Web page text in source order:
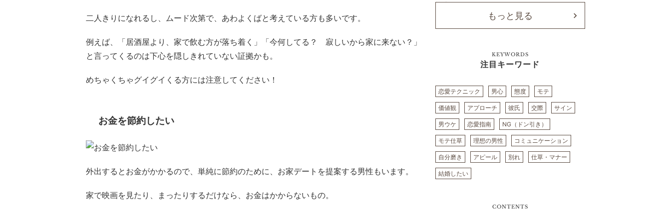
二人きりになれるし、ムード次第で、あわよくばと考えている方も多いです。
例えば、「居酒屋より、家で飲む方が落ち着く」「今何してる？ 寂しいから家に来ない？」
と言ってくるのは下心を隠しきれていない証拠かも。
めちゃくちゃグイグイくる方には注意してください！
お金を節約したい
外出するとお金がかかるので、単純に節約のために、お家デートを提案する男性もいます。
家で映画を見たり、まったりするだけなら、お金はかからないもの。
もっと見る
KEYWORDS
注目キーワード
恋愛テクニック 男心 態度 モテ
価値観 アプローチ 彼氏 交際 サイン
男ウケ 恋愛指南 NG（ドン引き）
モテ仕草 理想の男性 コミュニケーション
自分磨き アピール 別れ 仕草・マナー
結婚したい
CONTENTS